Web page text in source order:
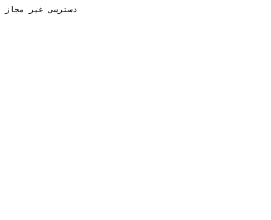
دسترسی غیر مجاز